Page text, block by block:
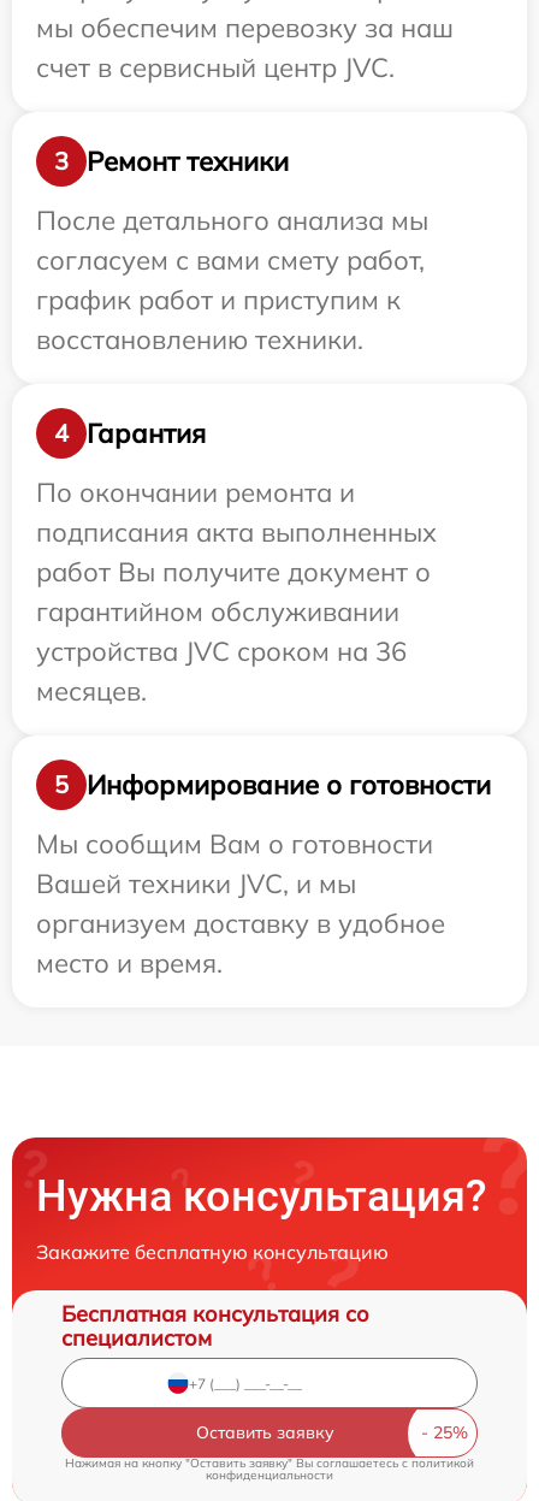
мы обеспечим перевозку за наш
счет в сервисный центр JVC.
3
Ремонт техники
После детального анализа мы
согласуем с вами смету работ,
график работ и приступим к
восстановлению техники.
4
Гарантия
По окончании ремонта и
подписания акта выполненных
работ Вы получите документ о
гарантийном обслуживании
устройства JVC сроком на 36
месяцев.
5
Информирование о готовности
Мы сообщим Вам о готовности
Вашей техники JVC, и мы
организуем доставку в удобное
место и время.
Нужна консультация?
Закажите бесплатную консультацию
Бесплатная консультация со
специалистом
Оставить заявку
Нажимая на кнопку "Оставить заявку" Вы соглашаетесь cполитикой
конфиденциальности